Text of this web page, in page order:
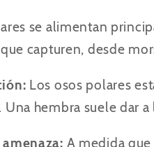
se alimentan
capturen, desde
Los osos polares
hembra suele dar
A medida